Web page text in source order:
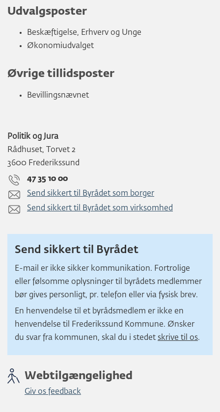
Udvalgsposter
Beskæftigelse, Erhverv og Unge
Økonomiudvalget
Øvrige tillidsposter
Bevillingsnævnet
Politik og Jura
Rådhuset, Torvet 2
3600 Frederikssund
47 35 10 00
Send sikkert til Byrådet som borger
Send sikkert til Byrådet som virksomhed
Send sikkert til Byrådet
E-mail er ikke sikker kommunikation. Fortrolige
eller følsomme oplysninger til byrådets medlemmer
bør gives personligt, pr. telefon eller via fysisk brev.
En henvendelse til et byrådsmedlem er ikke en
henvendelse til Frederikssund Kommune. Ønsker
du svar fra kommunen, skal du i stedet skrive til os.
Webtilgængelighed
Giv os feedback